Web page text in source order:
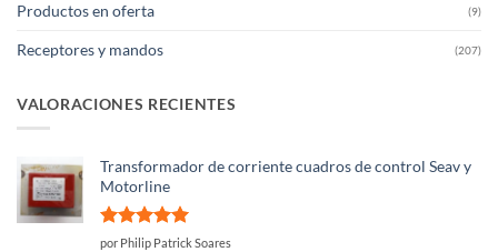
Productos en oferta (9)
Receptores y mandos (207)
VALORACIONES RECIENTES
Transformador de corriente cuadros de control Seav y
Motorline
Valorado
por Philip Patrick Soares